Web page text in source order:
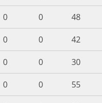
0 0
48
0 0
42
0 0
30
0 0
55